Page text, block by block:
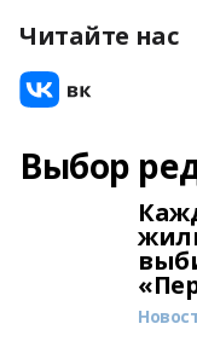
Читайте нас
Выбор